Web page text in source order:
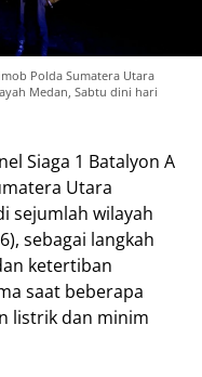
Polda Sumatera Utara
Medan, Sabtu dini hari
Siaga 1 Batalyon A
Utara
sejumlah wilayah
sebagai langkah
ketertiban
saat beberapa
listrik dan minim